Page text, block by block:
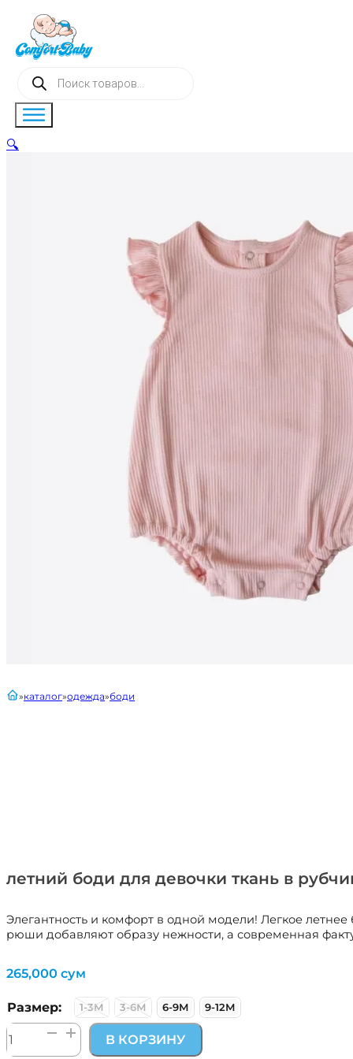
Поиск
товаров
летний боди для девочки ткань в
Элегантность и комфорт в одной модели! Легкое
рюши добавляют образу нежности, а современная
главнаякаталог одежда боди
265,000 сум
Размер: 1-3М 3-6М 6-9М 9-12М
Количество
товара
В КОРЗИНУ
🔍